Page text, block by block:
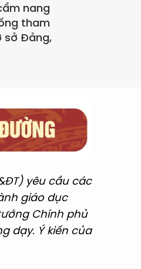
nang
tham
sở Đảng,
yêu cầu các
giáo dục
Chính phủ
dạy. Ý kiến của